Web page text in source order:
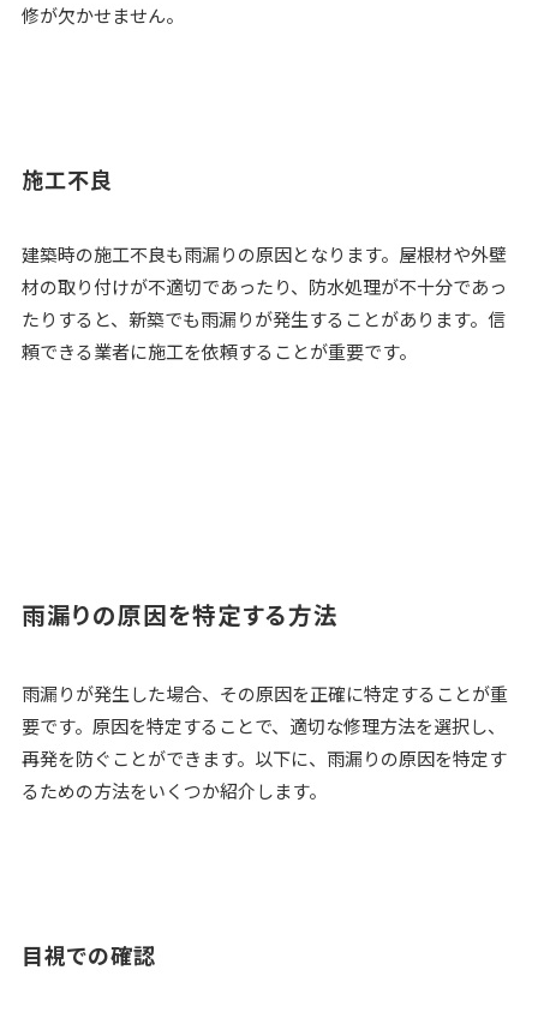
修が欠かせません。
施工不良
建築時の施工不良も雨漏りの原因となります。屋根材や外壁
材の取り付けが不適切であったり、防水処理が不十分であっ
たりすると、新築でも雨漏りが発生することがあります。信
頼できる業者に施工を依頼することが重要です。
雨漏りの原因を特定する方法
雨漏りが発生した場合、その原因を正確に特定することが重
要です。原因を特定することで、適切な修理方法を選択し、
再発を防ぐことができます。以下に、雨漏りの原因を特定す
るための方法をいくつか紹介します。
目視での確認